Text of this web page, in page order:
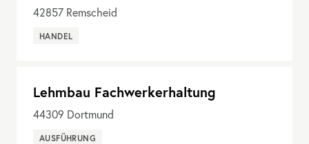
42857 Remscheid
HANDEL
Lehmbau Fachwerkerhaltung
44309 Dortmund
AUSFÜHRUNG